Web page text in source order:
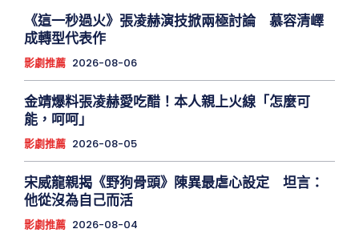
《這一秒過火》張凌赫演技掀兩極討論 慕容清嶧
成轉型代表作
影劇推薦 2026-08-06
金靖爆料張凌赫愛吃醋！本人親上火線「怎麼可
能，呵呵」
影劇推薦 2026-08-05
宋威龍親揭《野狗骨頭》陳異最虐心設定 坦言：
他從沒為自己而活
影劇推薦 2026-08-04